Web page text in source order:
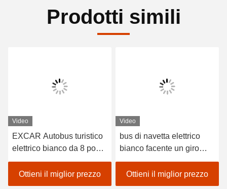
Prodotti simili
Video
EXCAR Autobus turistico
elettrico bianco da 8 posti
con caricabatterie a bordo
da 17AH, adatto per le
città e le zone turistiche
Ottieni il miglior prezzo
Video
bus di navetta elettrico
bianco facente un giro
turistico elettrico di Seat
dell'automobile 8 del
motore di CC 3.7kw
Ottieni il miglior prezzo